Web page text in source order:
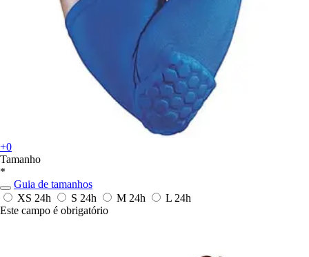
+0
Tamanho
*
Guia de tamanhos
XS 24h S 24h M 24h L 24h
Este campo é obrigatório